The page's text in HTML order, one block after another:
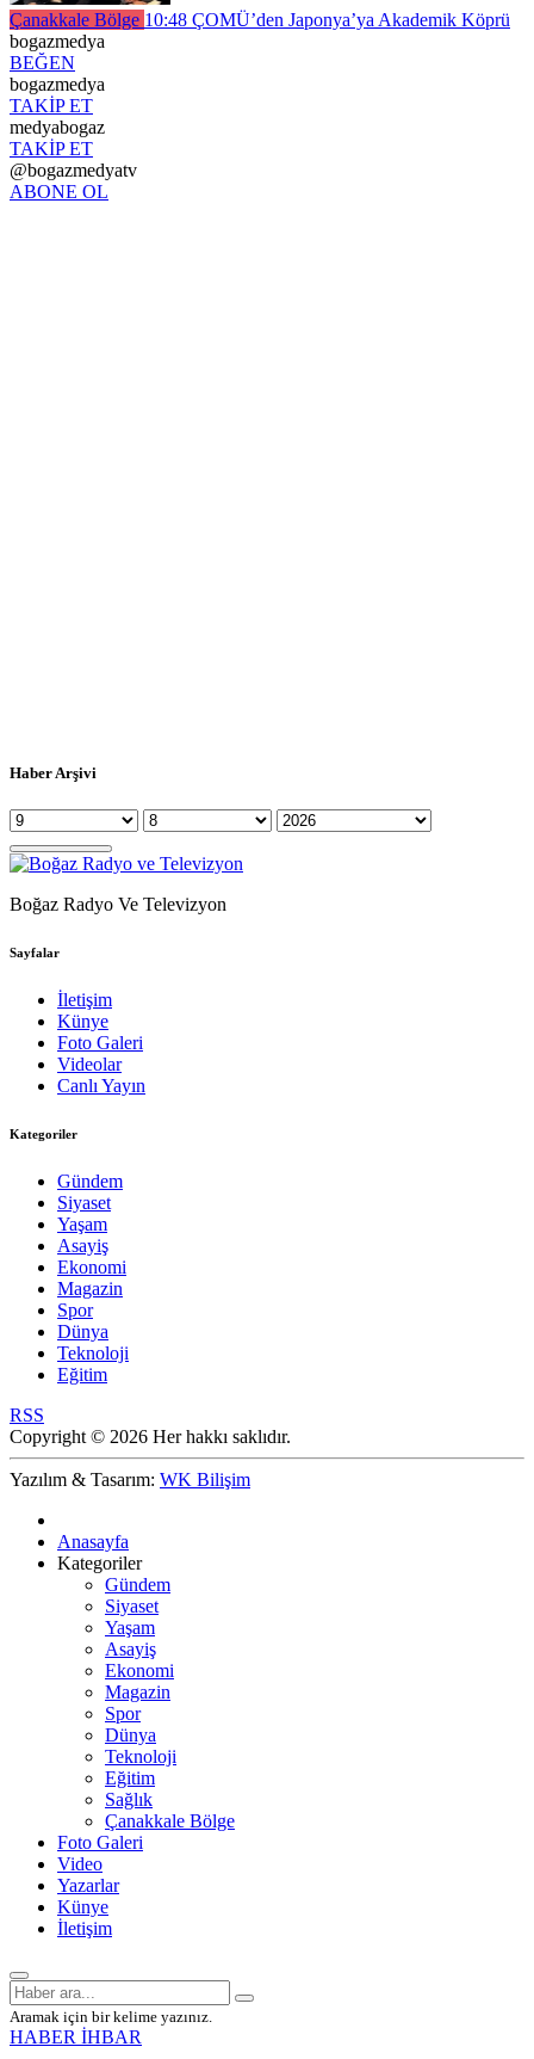
Çanakkale Bölge 10:48 ÇOMÜ’den Japonya’ya Akademik Köprü
bogazmedya
BEĞEN
bogazmedya
TAKİP ET
medyabogaz
TAKİP ET
@bogazmedyatv
ABONE OL
Haber Arşivi
Boğaz Radyo Ve Televizyon
Sayfalar
İletişim
Künye
Foto Galeri
Videolar
Canlı Yayın
Kategoriler
Gündem
Siyaset
Yaşam
Asayiş
Ekonomi
Magazin
Spor
Dünya
Teknoloji
Eğitim
RSS
Copyright © 2026 Her hakkı saklıdır.
Yazılım & Tasarım: WK Bilişim
Anasayfa
Kategoriler
Gündem
Siyaset
Yaşam
Asayiş
Ekonomi
Magazin
Spor
Dünya
Teknoloji
Eğitim
Sağlık
Çanakkale Bölge
Foto Galeri
Video
Yazarlar
Künye
İletişim
Aramak için bir kelime yazınız.
HABER İHBAR